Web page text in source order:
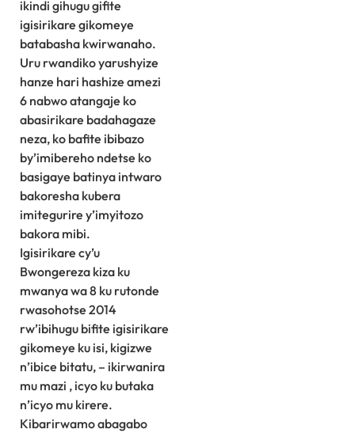
ikindi gihugu gifite
igisirikare gikomeye
batabasha kwirwanaho.
Uru rwandiko yarushyize
hanze hari hashize amezi
6 nabwo atangaje ko
abasirikare badahagaze
neza, ko bafite ibibazo
by’imibereho ndetse ko
basigaye batinya intwaro
bakoresha kubera
imitegurire y’imyitozo
bakora mibi.
Igisirikare cy’u
Bwongereza kiza ku
mwanya wa 8 ku rutonde
rwasohotse 2014
rw’ibihugu bifite igisirikare
gikomeye ku isi, kigizwe
n’ibice bitatu, – ikirwanira
mu mazi , icyo ku butaka
n’icyo mu kirere.
Kibarirwamo abagabo